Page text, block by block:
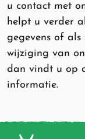
u contact met
helpt u verder
gegevens of
wijziging van
dan vindt u op
informatie.